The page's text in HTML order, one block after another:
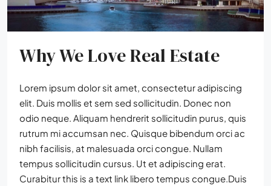
Why We Love Real Estate
Lorem ipsum dolor sit amet, consectetur adipiscing
elit. Duis mollis et sem sed sollicitudin. Donec non
odio neque. Aliquam hendrerit sollicitudin purus, quis
rutrum mi accumsan nec. Quisque bibendum orci ac
nibh facilisis, at malesuada orci congue. Nullam
tempus sollicitudin cursus. Ut et adipiscing erat.
Curabitur this is a text link libero tempus congue.Duis